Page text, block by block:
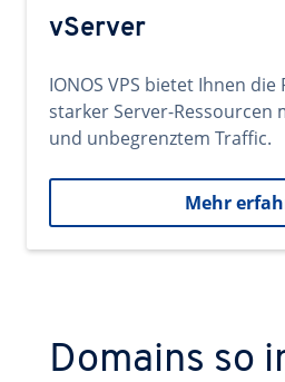
vServer
IONOS VPS bietet Ihnen
starker Server-Ressourcen
und unbegrenztem Traffic.
Mehr
Domains so